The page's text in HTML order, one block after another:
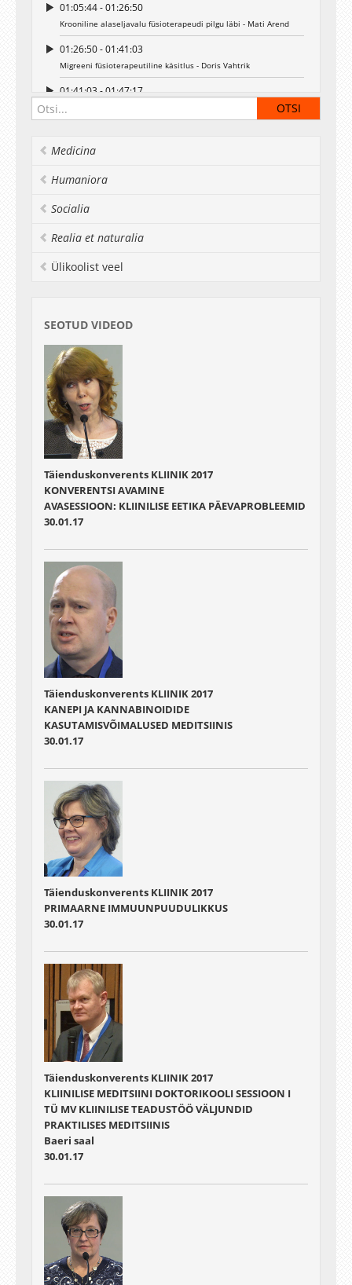
01:05:44 - 01:26:50
Krooniline alaseljavalu füsioterapeudi pilgu läbi - Mati Arend
01:26:50 - 01:41:03
Migreeni füsioterapeutiline käsitlus - Doris Vahtrik
01:41:03 - 01:47:17
Medicina
Humaniora
Socialia
Realia et naturalia
Ülikoolist veel
SEOTUD VIDEOD
Täienduskonverents KLIINIK 2017
KONVERENTSI AVAMINE
AVASESSIOON: KLIINILISE EETIKA PÄEVAPROBLEEMID
30.01.17
Täienduskonverents KLIINIK 2017
KANEPI JA KANNABINOIDIDE
KASUTAMISVÕIMALUSED MEDITSIINIS
30.01.17
Täienduskonverents KLIINIK 2017
PRIMAARNE IMMUUNPUUDULIKKUS
30.01.17
Täienduskonverents KLIINIK 2017
KLIINILISE MEDITSIINI DOKTORIKOOLI SESSIOON I
TÜ MV KLIINILISE TEADUSTÖÖ VÄLJUNDID
PRAKTILISES MEDITSIINIS
Baeri saal
30.01.17